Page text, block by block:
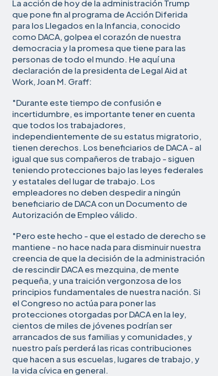
La acción de hoy de la administración Trump
que pone fin al programa de Acción Diferida
para los Llegados en la Infancia, conocido
como DACA, golpea el corazón de nuestra
democracia y la promesa que tiene para las
personas de todo el mundo. He aquí una
declaración de la presidenta de Legal Aid at
Work, Joan M. Graff:
"Durante este tiempo de confusión e
incertidumbre, es importante tener en cuenta
que todos los trabajadores,
independientemente de su estatus migratorio,
tienen derechos. Los beneficiarios de DACA - al
igual que sus compañeros de trabajo - siguen
teniendo protecciones bajo las leyes federales
y estatales del lugar de trabajo. Los
empleadores no deben despedir a ningún
beneficiario de DACA con un Documento de
Autorización de Empleo válido.
"Pero este hecho - que el estado de derecho se
mantiene - no hace nada para disminuir nuestra
creencia de que la decisión de la administración
de rescindir DACA es mezquina, de mente
pequeña, y una traición vergonzosa de los
principios fundamentales de nuestra nación. Si
el Congreso no actúa para poner las
protecciones otorgadas por DACA en la ley,
cientos de miles de jóvenes podrían ser
arrancados de sus familias y comunidades, y
nuestro país perderá las ricas contribuciones
que hacen a sus escuelas, lugares de trabajo, y
la vida cívica en general.